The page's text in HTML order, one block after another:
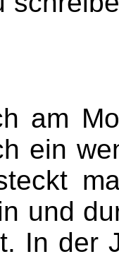
am
ein
und
In der